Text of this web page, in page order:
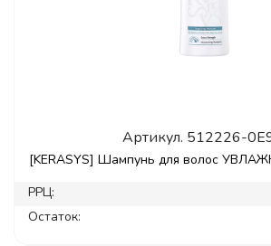
Артикул. 512226-
[KERASYS] Шампунь для волос
РРЦ:
Остаток: